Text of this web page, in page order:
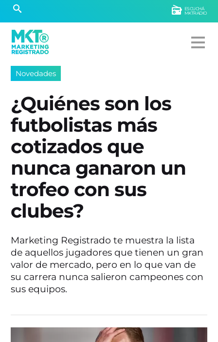
ESCUCHÁ
MKTRADIO
Novedades
¿Quiénes son los
futbolistas más
cotizados que
nunca ganaron un
trofeo con sus
clubes?
Marketing Registrado te muestra la lista
de aquellos jugadores que tienen un gran
valor de mercado, pero en lo que van de
su carrera nunca salieron campeones con
sus equipos.